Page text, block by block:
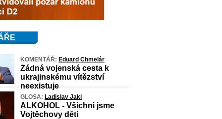
KOMENTÁŘ: Eduard Chmelár
Žádná vojenská cesta k
ukrajinskému vítězství
neexistuje
GLOSA: Ladislav Jakl
ALKOHOL - Všichni jsme
Vojtěchovy děti